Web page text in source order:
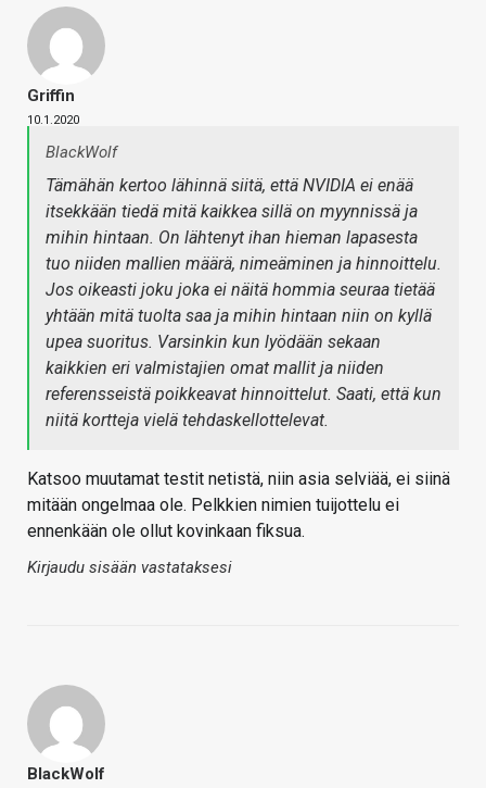
Griffin
10.1.2020
BlackWolf
Tämähän kertoo lähinnä siitä, että NVIDIA ei enää
itsekkään tiedä mitä kaikkea sillä on myynnissä ja
mihin hintaan. On lähtenyt ihan hieman lapasesta
tuo niiden mallien määrä, nimeäminen ja hinnoittelu.
Jos oikeasti joku joka ei näitä hommia seuraa tietää
yhtään mitä tuolta saa ja mihin hintaan niin on kyllä
upea suoritus. Varsinkin kun lyödään sekaan
kaikkien eri valmistajien omat mallit ja niiden
referensseistä poikkeavat hinnoittelut. Saati, että kun
niitä kortteja vielä tehdaskellottelevat.
Katsoo muutamat testit netistä, niin asia selviää, ei siinä
mitään ongelmaa ole. Pelkkien nimien tuijottelu ei
ennenkään ole ollut kovinkaan fiksua.
Kirjaudu sisään vastataksesi
BlackWolf